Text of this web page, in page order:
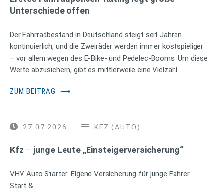
Unterschiede offen
Der Fahrradbestand in Deutschland steigt seit Jahren
kontinuierlich, und die Zweiräder werden immer kostspieliger
– vor allem wegen des E-Bike- und Pedelec-Booms. Um diese
Werte abzusichern, gibt es mittlerweile eine Vielzahl …
ZUM BEITRAG ⟶
27.07.2026 KFZ (AUTO)
Kfz – junge Leute „Einsteigerversicherung“
VHV Auto Starter: Eigene Versicherung für junge Fahrer
Start & …